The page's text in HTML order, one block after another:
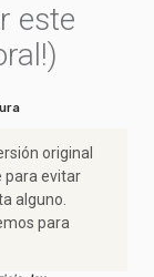
este
original
para evitar
alguno.
para